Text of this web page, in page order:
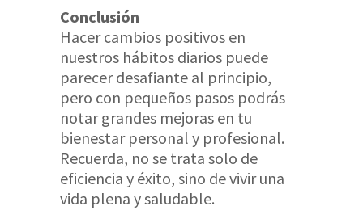
Conclusión
Hacer cambios positivos en
nuestros hábitos diarios puede
parecer desafiante al principio,
pero con pequeños pasos podrás
notar grandes mejoras en tu
bienestar personal y profesional.
Recuerda, no se trata solo de
eficiencia y éxito, sino de vivir una
vida plena y saludable.